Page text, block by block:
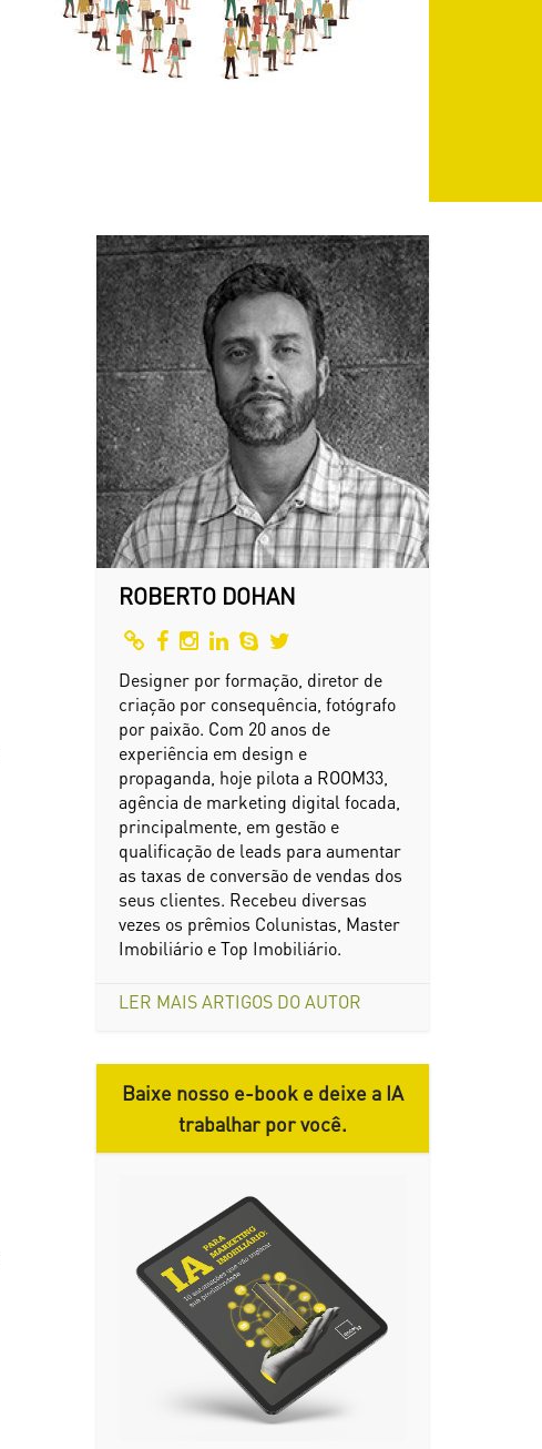
ROBERTO DOHAN
Designer por formação, diretor de
criação por consequência, fotógrafo
por paixão. Com 20 anos de
experiência em design e
propaganda, hoje pilota a ROOM33,
agência de marketing digital focada,
principalmente, em gestão e
qualificação de leads para aumentar
as taxas de conversão de vendas dos
seus clientes. Recebeu diversas
vezes os prêmios Colunistas, Master
Imobiliário e Top Imobiliário.
LER MAIS ARTIGOS DO AUTOR
Baixe nosso e-book e deixe a IA
trabalhar por você.